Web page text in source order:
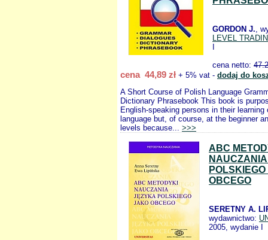
GORDON J.,
LEVEL
cena netto:
cena 44,89 zł + 5% vat - dodaj do
A Short Course of Polish Language
Dictionary Phrasebook This book is
English-speaking persons in their learning
language but, of course, at the beginner
levels because... >>>
ABC
OBCEGO
SERETNY A.
wydawnictwo:
2005, wydanie I